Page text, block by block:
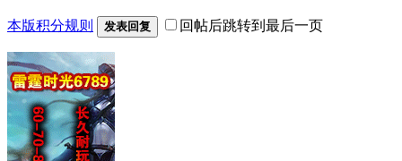
本版积分规则 发表回复 回帖后跳转到最后一页